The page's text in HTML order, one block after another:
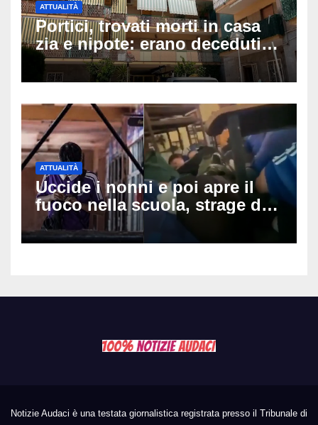
ATTUALITÀ
Portici, trovati morti in casa
zia e nipote: erano deceduti
da giorni, il caldo tra le
ipotesi al vaglio
ATTUALITÀ
Uccide i nonni e poi apre il
fuoco nella scuola, strage di
insegnanti: il possibile
movente dietro il massacro in
Notizie Audaci è una testata giornalistica registrata presso il Tribunale di